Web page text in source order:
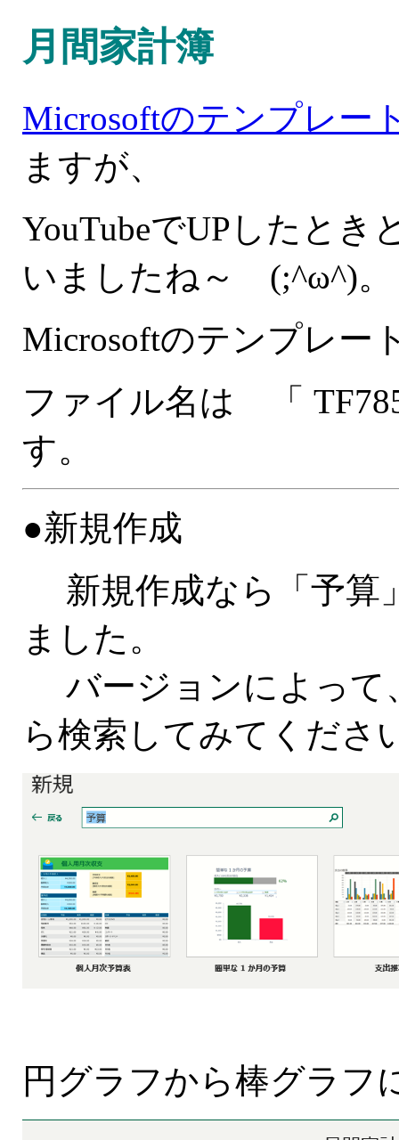
月間家計簿
Microsoftのテンプレー
ますが、
YouTubeでUPしたとき
いましたね～ (;^ω^)。
Microsoftのテンプレ
ファイル名は 「
す。
●新規作成
新規作成なら「予算
ました。
バージョンによって
ら検索してみてくださ
円グラフから棒グラ